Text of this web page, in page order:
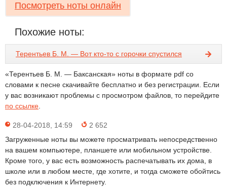
Посмотреть ноты онлайн
Похожие ноты:
Терентьев Б. М. — Вот кто-то с горочки спустился
«Терентьев Б. М. — Баксанская» ноты в формате pdf со
словами к песне скачивайте бесплатно и без регистрации. Если
у вас возникают проблемы с просмотром файлов, то перейдите
по ссылке
28-04-2018, 14:59
2 652
Загруженные ноты вы можете просматривать непосредственно
на вашем компьютере, планшете или мобильном устройстве.
Кроме того, у вас есть возможность распечатывать их дома, в
школе или в любом месте, где хотите, и тогда сможете обойтись
без подключения к Интернету.